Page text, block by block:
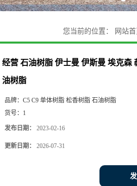
您当前的位置： 网站首
经营 石油树脂 伊士曼 伊斯曼 埃克森
油树脂
品牌： C5 C9 单体树脂 松香树脂 石油树脂
货号： 1
发布日期： 2023-02-16
更新日期： 2026-07-31